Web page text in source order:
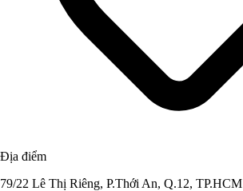
Địa điểm
79/22 Lê Thị Riêng, P.Thới An, Q.12, TP.HCM